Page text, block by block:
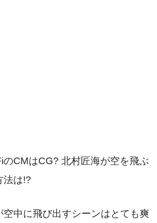
のCMはCG? 北村匠海が空を飛ぶ
法は!?
空中に飛び出すシーンはとても爽